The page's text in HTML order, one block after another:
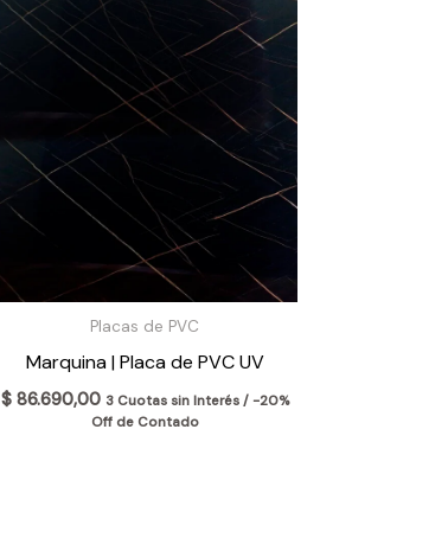
Placas de PVC
Marquina | Placa de PVC UV
$86.690,00 3 Cuotas sin Interés / -20%
Off de Contado